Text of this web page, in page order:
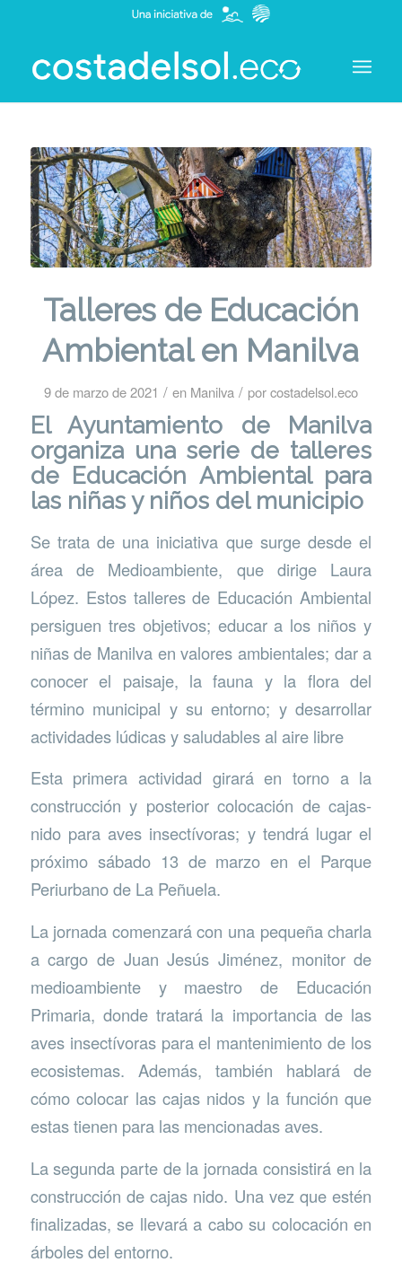
Talleres de Educación
Ambiental en Manilva
9 de marzo de 2021 / en Manilva / porcostadelsol.eco
ElAyuntamiento de Manilva
organiza una serie de talleres
de Educación Ambiental para
las niñas y niños del municipio
Se trata de una iniciativa que surge desde el
área de Medioambiente, que dirige Laura
López. Estos talleres de Educación Ambiental
persiguen tres objetivos; educar a los niños y
niñas de Manilva en valores ambientales; dar a
conocer el paisaje, la fauna y la flora del
término municipal y su entorno; y desarrollar
actividades lúdicas y saludables al aire libre
Esta primera actividad girará en torno a la
construcción y posterior colocación de cajas-
nido para aves insectívoras; y tendrá lugar el
próximo sábado 13 de marzo en el Parque
Periurbano de La Peñuela.
La jornada comenzará con una pequeña charla
a cargo de Juan Jesús Jiménez, monitor de
medioambiente y maestro de Educación
Primaria, donde tratará la importancia de las
aves insectívoras para el mantenimiento de los
ecosistemas. Además, también hablará de
cómo colocar las cajas nidos y la función que
estas tienen para las mencionadas aves.
La segunda parte de la jornada consistirá en la
construcción de cajas nido. Una vez que estén
finalizadas, se llevará a cabo su colocación en
árboles del entorno.